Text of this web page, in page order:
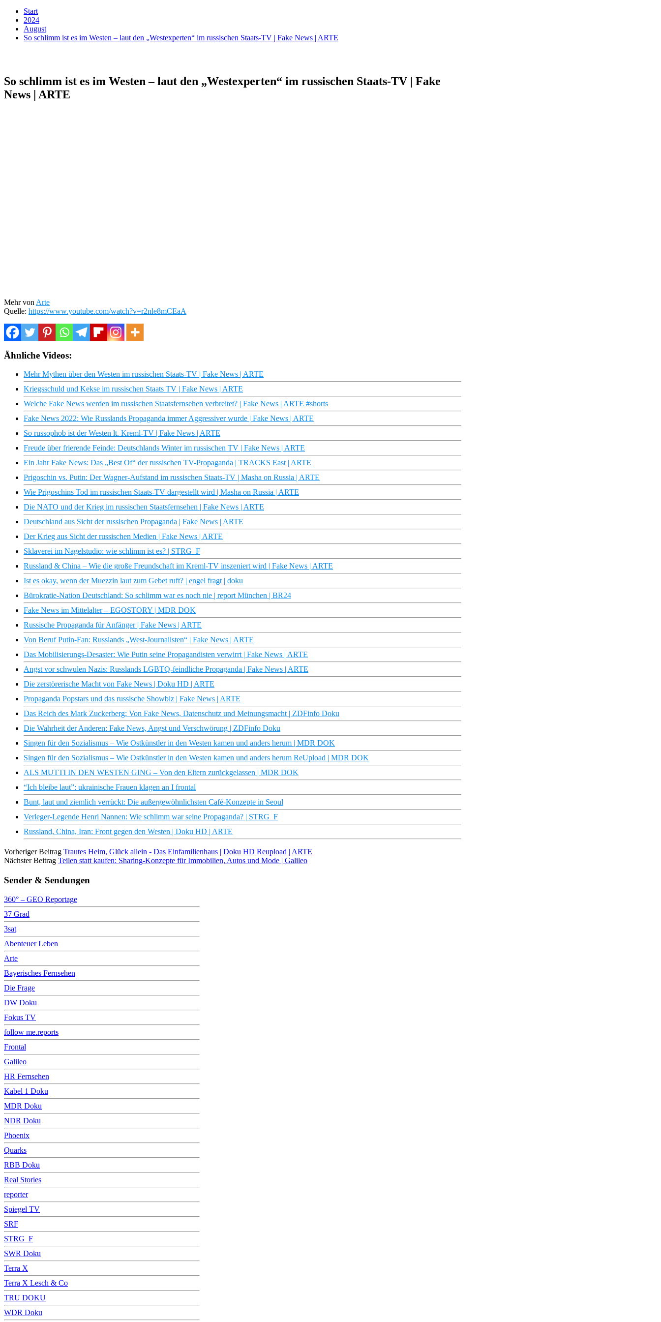
Start
2024
August
So schlimm ist es im Westen – laut den „Westexperten“ im russischen Staats-TV | Fake News | ARTE
So schlimm ist es im Westen – laut den „Westexperten“ im russischen Staats-TV | Fake
News | ARTE
Mehr von Arte
Quelle: https://www.youtube.com/watch?v=r2nle8mCEaA
Ähnliche Videos:
Mehr Mythen über den Westen im russischen Staats-TV | Fake News | ARTE
Kriegsschuld und Kekse im russischen Staats TV | Fake News | ARTE
Welche Fake News werden im russischen Staatsfernsehen verbreitet? | Fake News | ARTE #shorts
Fake News 2022: Wie Russlands Propaganda immer Aggressiver wurde | Fake News | ARTE
So russophob ist der Westen lt. Kreml-TV | Fake News | ARTE
Freude über frierende Feinde: Deutschlands Winter im russischen TV | Fake News | ARTE
Ein Jahr Fake News: Das „Best Of“ der russischen TV-Propaganda | TRACKS East | ARTE
Prigoschin vs. Putin: Der Wagner-Aufstand im russischen Staats-TV | Masha on Russia | ARTE
Wie Prigoschins Tod im russischen Staats-TV dargestellt wird | Masha on Russia | ARTE
Die NATO und der Krieg im russischen Staatsfernsehen | Fake News | ARTE
Deutschland aus Sicht der russischen Propaganda | Fake News | ARTE
Der Krieg aus Sicht der russischen Medien | Fake News | ARTE
Sklaverei im Nagelstudio: wie schlimm ist es? | STRG_F
Russland & China – Wie die große Freundschaft im Kreml-TV inszeniert wird | Fake News | ARTE
Ist es okay, wenn der Muezzin laut zum Gebet ruft? | engel fragt | doku
Bürokratie-Nation Deutschland: So schlimm war es noch nie | report München | BR24
Fake News im Mittelalter – EGOSTORY | MDR DOK
Russische Propaganda für Anfänger | Fake News | ARTE
Von Beruf Putin-Fan: Russlands „West-Journalisten“ | Fake News | ARTE
Das Mobilisierungs-Desaster: Wie Putin seine Propagandisten verwirrt | Fake News | ARTE
Angst vor schwulen Nazis: Russlands LGBTQ-feindliche Propaganda | Fake News | ARTE
Die zerstörerische Macht von Fake News | Doku HD | ARTE
Propaganda Popstars und das russische Showbiz | Fake News | ARTE
Das Reich des Mark Zuckerberg: Von Fake News, Datenschutz und Meinungsmacht | ZDFinfo Doku
Die Wahrheit der Anderen: Fake News, Angst und Verschwörung | ZDFinfo Doku
Singen für den Sozialismus – Wie Ostkünstler in den Westen kamen und anders herum | MDR DOK
Singen für den Sozialismus – Wie Ostkünstler in den Westen kamen und anders herum ReUpload | MDR DOK
ALS MUTTI IN DEN WESTEN GING – Von den Eltern zurückgelassen | MDR DOK
“Ich bleibe laut”: ukrainische Frauen klagen an I frontal
Bunt, laut und ziemlich verrückt: Die außergewöhnlichsten Café-Konzepte in Seoul
Verleger-Legende Henri Nannen: Wie schlimm war seine Propaganda? | STRG_F
Russland, China, Iran: Front gegen den Westen | Doku HD | ARTE
Vorheriger Beitrag Trautes Heim, Glück allein - Das Einfamilienhaus | Doku HD Reupload | ARTE
Nächster Beitrag Teilen statt kaufen: Sharing-Konzepte für Immobilien, Autos und Mode | Galileo
Sender & Sendungen
360° – GEO Reportage
37 Grad
3sat
Abenteuer Leben
Arte
Bayerisches Fernsehen
Die Frage
DW Doku
Fokus TV
follow me.reports
Frontal
Galileo
HR Fernsehen
Kabel 1 Doku
MDR Doku
NDR Doku
Phoenix
Quarks
RBB Doku
Real Stories
reporter
Spiegel TV
SRF
STRG_F
SWR Doku
Terra X
Terra X Lesch & Co
TRU DOKU
WDR Doku